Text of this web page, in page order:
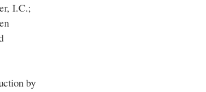
I.C.;
by